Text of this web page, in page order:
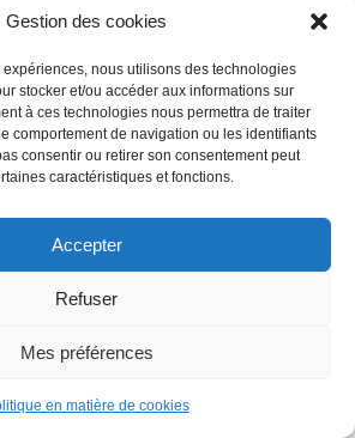
Gestion des cookies
nous utilisons des technologies
stocker et/ou accéder aux informations sur
à ces technologies nous permettra de traiter
comportement de navigation ou les identifiants
consentir ou retirer son consentement peut
caractéristiques et fonctions.
Accepter
Refuser
Mes préférences
en matière de cookies
ceux de l’automne :-
– Vinomédia : ven 17 → dim 19
Tony Garnier) – Vignerons
30 oct → dim 2 nov-...